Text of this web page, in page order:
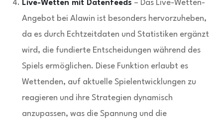
Live-Wetten mit Datenfeeds – Das Live-Wetten-
Angebot bei Alawin ist besonders hervorzuheben,
da es durch Echtzeitdaten und Statistiken ergänzt
wird, die fundierte Entscheidungen während des
Spiels ermöglichen. Diese Funktion erlaubt es
Wettenden, auf aktuelle Spielentwicklungen zu
reagieren und ihre Strategien dynamisch
anzupassen, was die Spannung und die